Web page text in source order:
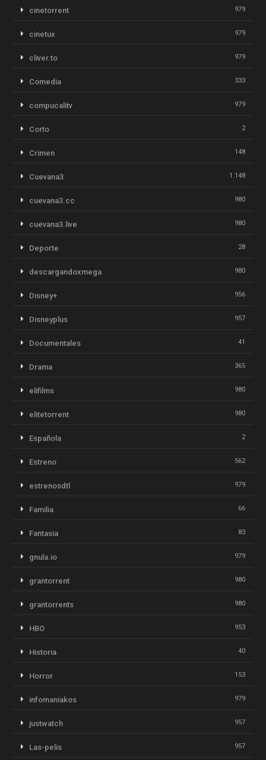
cinetorrent 979
cinetux 979
cliver.to 979
Comedia 333
compucalitv 979
Corto 2
Crimen 148
Cuevana3 1.148
cuevana3.cc 980
cuevana3.live 980
Deporte 28
descargandoxmega 980
Disney+ 956
Disneyplus 957
Documentales 41
Drama 365
elifilms 980
elitetorrent 980
Española 2
Estreno 562
estrenosdtl 979
Familia 66
Fantasia 83
gnula.io 979
grantorrent 980
grantorrents 980
HBO 953
Historia 40
Horror 153
infomaniakos 979
justwatch 957
Las-pelis 957